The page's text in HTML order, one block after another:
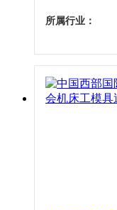
所属行业：